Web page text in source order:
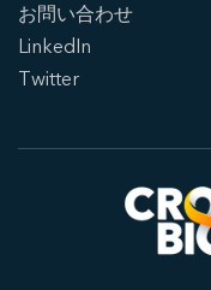
お問い合わせ
LinkedIn
Twitter